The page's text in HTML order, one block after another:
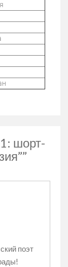
шорт-
поэт